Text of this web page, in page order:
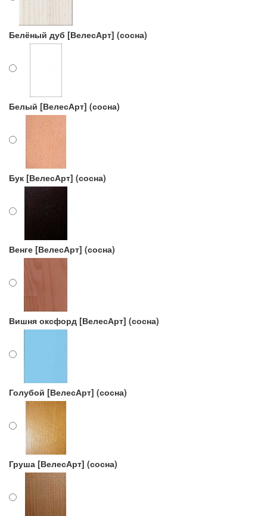
Белёный дуб [ВелесАрт] (сосна)
Белый [ВелесАрт] (сосна)
Бук [ВелесАрт] (сосна)
Венге [ВелесАрт] (сосна)
Вишня оксфорд [ВелесАрт] (сосна)
Голубой [ВелесАрт] (сосна)
Груша [ВелесАрт] (сосна)